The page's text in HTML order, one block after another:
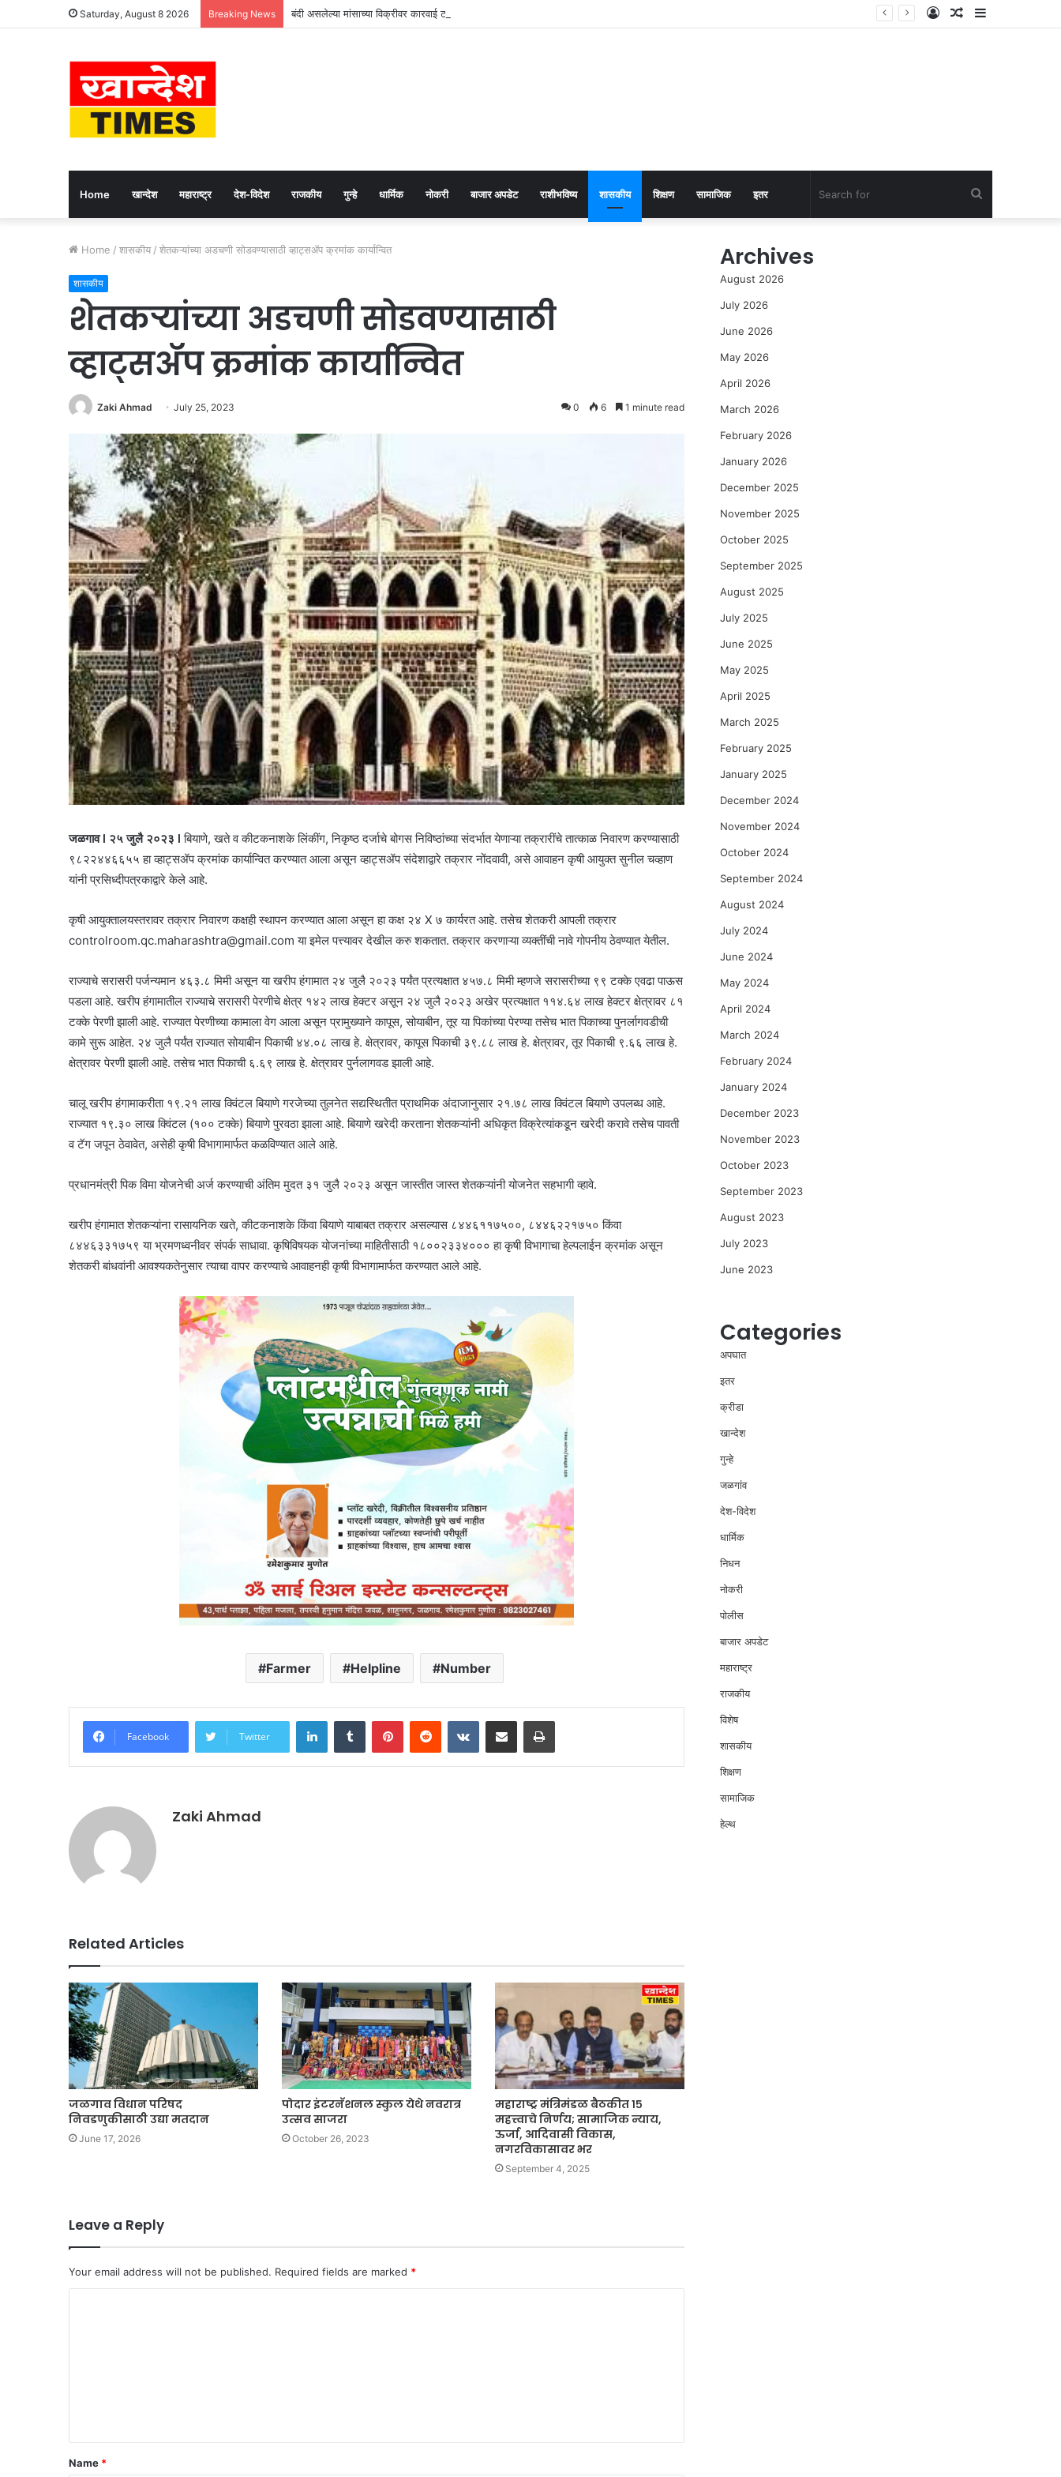
Saturday, August 8 2026 Breaking News बंदी असलेल्या मांसाच्या विक्रीवर कारवाई टाळण्यासाठी पाच लाखांची मागणी Sidebar
Random
Log
Home खान्देश महाराष्ट्र देश-विदेश राजकीय गुन्हे धार्मिक नोकरी बाजार अपडेट राशीभविष्य शासकीय शिक्षण सामाजिक इतर
Home / शासकीय / शेतकऱ्यांच्या अडचणी सोडवण्यासाठी व्हाट्सॲप क्रमांक कार्यान्वित
शासकीय
शेतकऱ्यांच्या अडचणी सोडवण्यासाठी
व्हाट्सॲप क्रमांक कार्यान्वित
Zaki Ahmad July 25, 2023 0 6 1 minute read
जळगाव l २५ जुलै २०२३ l बियाणे, खते व कीटकनाशके लिंकींग, निकृष्ठ दर्जाचे बोगस निविष्ठांच्या संदर्भात येणाऱ्या तक्रारींचे तात्काळ निवारण करण्यासाठी
९८२२४४६६५५ हा व्हाट्सॲप क्रमांक कार्यान्वित करण्यात आला असून व्हाट्सॲप संदेशाद्वारे तक्रार नोंदवावी, असे आवाहन कृषी आयुक्त सुनील चव्हाण
यांनी प्रसिध्दीपत्रकाद्वारे केले आहे.
कृषी आयुक्तालयस्तरावर तक्रार निवारण कक्षही स्थापन करण्यात आला असून हा कक्ष २४ X ७ कार्यरत आहे. तसेच शेतकरी आपली तक्रार
controlroom.qc.maharashtra@gmail.com या इमेल पत्त्यावर देखील करु शकतात. तक्रार करणाऱ्या व्यक्तींची नावे गोपनीय ठेवण्यात येतील.
राज्याचे सरासरी पर्जन्यमान ४६३.८ मिमी असून या खरीप हंगामात २४ जुलै २०२३ पर्यंत प्रत्यक्षात ४५७.८ मिमी म्हणजे सरासरीच्या ९९ टक्के एवढा पाऊस
पडला आहे. खरीप हंगामातील राज्याचे सरासरी पेरणीचे क्षेत्र १४२ लाख हेक्टर असून २४ जुलै २०२३ अखेर प्रत्यक्षात ११४.६४ लाख हेक्टर क्षेत्रावर ८१
टक्के पेरणी झाली आहे. राज्यात पेरणीच्या कामाला वेग आला असून प्रामुख्याने कापूस, सोयाबीन, तूर या पिकांच्या पेरण्या तसेच भात पिकाच्या पुनर्लागवडीची
कामे सुरू आहेत. २४ जुलै पर्यंत राज्यात सोयाबीन पिकाची ४४.०८ लाख हे. क्षेत्रावर, कापूस पिकाची ३९.८८ लाख हे. क्षेत्रावर, तूर पिकाची ९.६६ लाख हे.
क्षेत्रावर पेरणी झाली आहे. तसेच भात पिकाची ६.६९ लाख हे. क्षेत्रावर पुर्नलागवड झाली आहे.
चालू खरीप हंगामाकरीता १९.२१ लाख क्विंटल बियाणे गरजेच्या तुलनेत सद्यस्थितीत प्राथमिक अंदाजानुसार २१.७८ लाख क्विंटल बियाणे उपलब्ध आहे.
राज्यात १९.३० लाख क्विंटल (१०० टक्के) बियाणे पुरवठा झाला आहे. बियाणे खरेदी करताना शेतकऱ्यांनी अधिकृत विक्रेत्यांकडून खरेदी करावे तसेच पावती
व टॅग जपून ठेवावेत, असेही कृषी विभागामार्फत कळविण्यात आले आहे.
प्रधानमंत्री पिक विमा योजनेची अर्ज करण्याची अंतिम मुदत ३१ जुलै २०२३ असून जास्तीत जास्त शेतकऱ्यांनी योजनेत सहभागी व्हावे.
खरीप हंगामात शेतकऱ्यांना रासायनिक खते, कीटकनाशके किंवा बियाणे याबाबत तक्रार असल्यास ८४४६११७५००, ८४४६२२१७५० किंवा
८४४६३३१७५९ या भ्रमणध्वनीवर संपर्क साधावा. कृषिविषयक योजनांच्या माहितीसाठी १८००२३३४००० हा कृषी विभागाचा हेल्पलाईन क्रमांक असून
शेतकरी बांधवांनी आवश्यकतेनुसार त्याचा वापर करण्याचे आवाहनही कृषी विभागामार्फत करण्यात आले आहे.
Farmer Helpline Number
Facebook Twitter
LinkedInTumblr PinterestReddit VKontakteShare via Email Print
Zaki Ahmad
Related Articles
जळगाव विधान परिषद
निवडणुकीसाठी उद्या मतदान
June 17, 2026
पोदार इंटरनॅशनल स्कुल येथे नवरात्र
उत्सव साजरा
October 26, 2023
महाराष्ट्र मंत्रिमंडळ बैठकीत १५
महत्त्वाचे निर्णय; सामाजिक न्याय,
ऊर्जा, आदिवासी विकास,
नगरविकासावर भर
September 4, 2025
Leave a Reply
Your email address will not be published. Required fields are marked *
t
*
Name *
Archives
August 2026
July 2026
June 2026
May 2026
April 2026
March 2026
February 2026
January 2026
December 2025
November 2025
October 2025
September 2025
August 2025
July 2025
June 2025
May 2025
April 2025
March 2025
February 2025
January 2025
December 2024
November 2024
October 2024
September 2024
August 2024
July 2024
June 2024
May 2024
April 2024
March 2024
February 2024
January 2024
December 2023
November 2023
October 2023
September 2023
August 2023
July 2023
June 2023
Categories
अपघात
इतर
क्रीडा
खान्देश
गुन्हे
जळगांव
देश-विदेश
धार्मिक
निधन
नोकरी
पोलीस
बाजार अपडेट
महाराष्ट्र
राजकीय
विशेष
शासकीय
शिक्षण
सामाजिक
हेल्थ